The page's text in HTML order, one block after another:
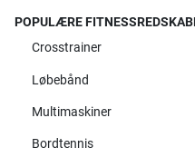
POPULÆRE
Crosstrainer
Løbebånd
Multimaskiner
Bordtennis